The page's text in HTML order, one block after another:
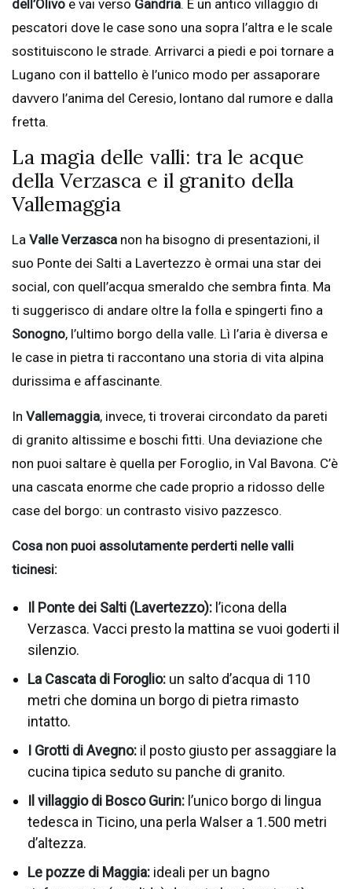
dell’Olivo e vai verso Gandria. È un antico villaggio di
pescatori dove le case sono una sopra l’altra e le scale
sostituiscono le strade. Arrivarci a piedi e poi tornare a
Lugano con il battello è l’unico modo per assaporare
davvero l’anima del Ceresio, lontano dal rumore e dalla
fretta.
La magia delle valli: tra le acque
della Verzasca e il granito della
Vallemaggia
La Valle Verzasca non ha bisogno di presentazioni, il
suo Ponte dei Salti a Lavertezzo è ormai una star dei
social, con quell’acqua smeraldo che sembra finta. Ma
ti suggerisco di andare oltre la folla e spingerti fino a
Sonogno, l’ultimo borgo della valle. Lì l’aria è diversa e
le case in pietra ti raccontano una storia di vita alpina
durissima e affascinante.
In Vallemaggia, invece, ti troverai circondato da pareti
di granito altissime e boschi fitti. Una deviazione che
non puoi saltare è quella per Foroglio, in Val Bavona. C’è
una cascata enorme che cade proprio a ridosso delle
case del borgo: un contrasto visivo pazzesco.
Cosa non puoi assolutamente perderti nelle valli
ticinesi:
Il Ponte dei Salti (Lavertezzo): l’icona della
Verzasca. Vacci presto la mattina se vuoi goderti il
silenzio.
La Cascata di Foroglio: un salto d’acqua di 110
metri che domina un borgo di pietra rimasto
intatto.
I Grotti di Avegno: il posto giusto per assaggiare la
cucina tipica seduto su panche di granito.
Il villaggio di Bosco Gurin: l’unico borgo di lingua
tedesca in Ticino, una perla Walser a 1.500 metri
d’altezza.
Le pozze di Maggia: ideali per un bagno